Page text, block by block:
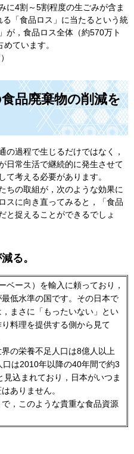
に4割～5割程度の生ごみが含ま
「食品ロス」に当たるという統
が，食品ロス全体（約570万ト
ています。
品廃棄物の削減を
の過程で生じるだけではなく，
日常生活で継続的に発生させて
て考える必要があります。
ちの取組が，次のような効果に
スに向き直ってみると，「食品
と捉えることができるでしょ
る。
ベース）を輸入に頼っており，
低水準の国です。その日本で
まさに「もったいない」とい
料理を提供する側から見て
の栄養不足人口は8億人以上
口は2010年以降の40年間で約3
込まれており，日本がいつま
ありません。
，このような貴重な食品資源